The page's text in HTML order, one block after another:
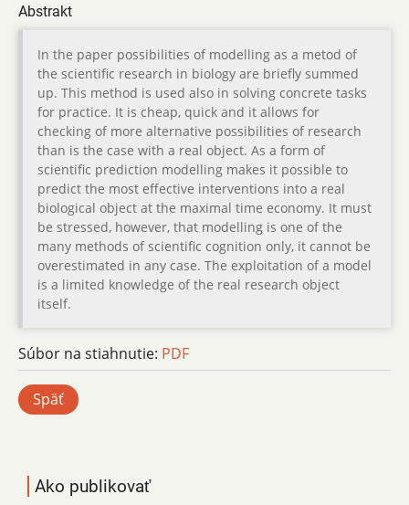
Abstrakt
In the paper possibilities of modelling as a metod of
the scientific research in biology are briefly summed
up. This method is used also in solving concrete tasks
for practice. It is cheap, quick and it allows for
checking of more alternative possibilities of research
than is the case with a real object. As a form of
scientific prediction modelling makes it possible to
predict the most effective interventions into a real
biological object at the maximal time economy. It must
be stressed, however, that modelling is one of the
many methods of scientific cognition only, it cannot be
overestimated in any case. The exploitation of a model
is a limited knowledge of the real research object
itself.
Súbor na stiahnutie: PDF
Späť
Ako publikovať